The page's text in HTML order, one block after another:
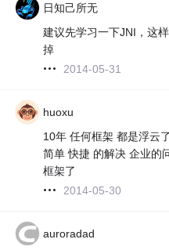
日知己所无
建议先学习一下JNI，这
掉
2014-05-31
huoxu
10年 任何框架 都是浮云
简单 快捷 的解决 企业的
框架了
2014-05-30
auroradad